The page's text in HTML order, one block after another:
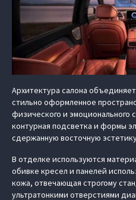
Архитектура салона
стильно оформленное
физического и эмоционального
контурная подсветка и формы
сдержанную восточную
В отделке используются
обивке кресел и панелей
кожа, отвечающая строгому
ультратонкими отверстиями